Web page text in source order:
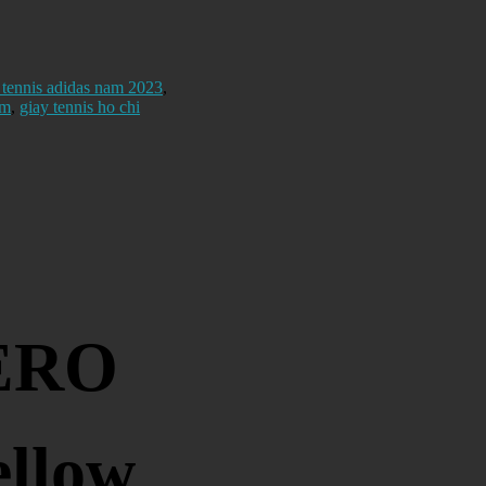
adidas nam 2023,
, giay tennis ho chi